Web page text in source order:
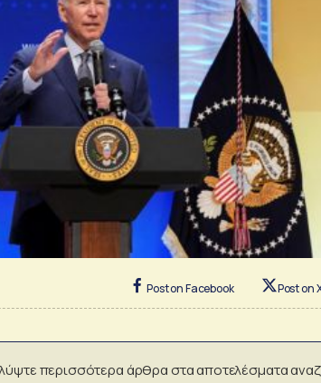
Post on Facebook Post on
περισσότερα άρθρα στα αποτελέσματα